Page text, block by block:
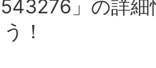
」の詳
！